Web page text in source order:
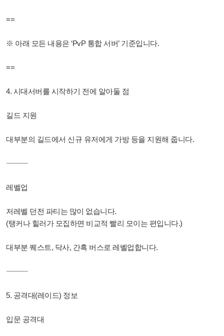
==
※ 아래 모든 내용은 ‘PvP 통합 서버’ 기준입니다.
==
4. 시대서버를 시작하기 전에 알아둘 점
길드 지원
대부분의 길드에서 신규 유저에게 가방 등을 지원해 줍니다.
⸻
레벨업
저레벨 던전 파티는 많이 없습니다.
(탱커나 힐러가 모집하면 비교적 빨리 모이는 편입니다.)
대부분 퀘스트, 닥사, 간혹 버스로 레벨업합니다.
⸻
5. 공격대(레이드) 정보
입문 공격대